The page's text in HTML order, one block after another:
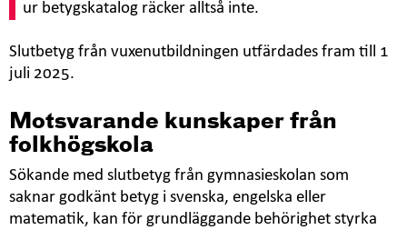
ur betygskatalog räcker alltså inte.
Slutbetyg från vuxenutbildningen utfärdades fram till 1
juli 2025.
Motsvarande kunskaper från
folkhögskola
Sökande med slutbetyg från gymnasieskolan som
saknar godkänt betyg i svenska, engelska eller
matematik, kan för grundläggande behörighet styrka